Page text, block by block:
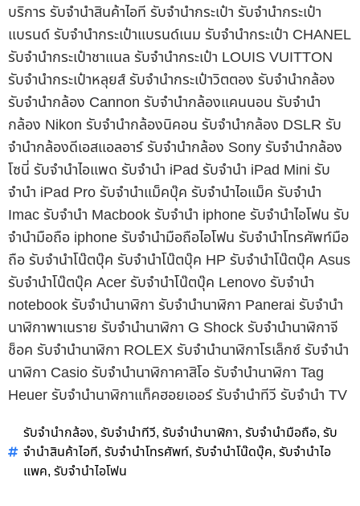
บริการ รับจำนำสินค้าไอที รับจำนำกระเป๋า รับจำนำกระเป๋า
แบรนด์ รับจำนำกระเป๋าแบรนด์เนม รับจำนำกระเป๋า CHANEL
รับจำนำกระเป๋าชาแนล รับจำนำกระเป๋า LOUIS VUITTON
รับจำนำกระเป๋าหลุยส์ รับจำนำกระเป๋าวิตตอง รับจำนำกล้อง
รับจำนำกล้อง Cannon รับจำนำกล้องแคนนอน รับจำนำ
กล้อง Nikon รับจำนำกล้องนิคอน รับจำนำกล้อง DSLR รับ
จำนำกล้องดีเอสแอลอาร์ รับจำนำกล้อง Sony รับจำนำกล้อง
โซนี่ รับจำนำไอแพด รับจำนำ iPad รับจำนำ iPad Mini รับ
จำนำ iPad Pro รับจำนำแม็คบุ๊ค รับจำนำไอแม็ค รับจำนำ
Imac รับจำนำ Macbook รับจำนำ iphone รับจำนำไอโฟน รับ
จำนำมือถือ iphone รับจำนำมือถือไอโฟน รับจำนำโทรศัพท์มือ
ถือ รับจำนำโน๊ตบุ๊ค รับจำนำโน๊ตบุ๊ค HP รับจำนำโน๊ตบุ๊ค Asus
รับจำนำโน๊ตบุ๊ค Acer รับจำนำโน๊ตบุ๊ค Lenovo รับจำนำ
notebook รับจำนำนาฬิกา รับจำนำนาฬิกา Panerai รับจำนำ
นาฬิกาพาเนราย รับจำนำนาฬิกา G Shock รับจำนำนาฬิกาจี
ช็อค รับจำนำนาฬิกา ROLEX รับจำนำนาฬิกาโรเล็กซ์ รับจำนำ
นาฬิกา Casio รับจำนำนาฬิกาคาสิโอ รับจำนำนาฬิกา Tag
Heuer รับจำนำนาฬิกาแท็คฮอยเออร์ รับจำนำทีวี รับจำนำ TV
รับจำนำกล้อง, รับจำนำทีวี, รับจำนำนาฬิกา, รับจำนำมือถือ, รับ
จำนำสินค้าไอที, รับจำนำโทรศัพท์, รับจำนำโน๊ดบุ๊ค, รับจำนำไอ
แพค, รับจำนำไอโฟน